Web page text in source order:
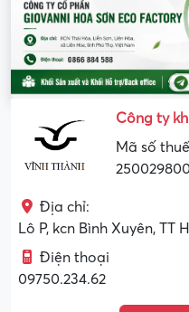
Công ty
Mã số
Địa chỉ:
Lô P, kcn Bình Xuyên, TT
Điện thoại
09750.234.62